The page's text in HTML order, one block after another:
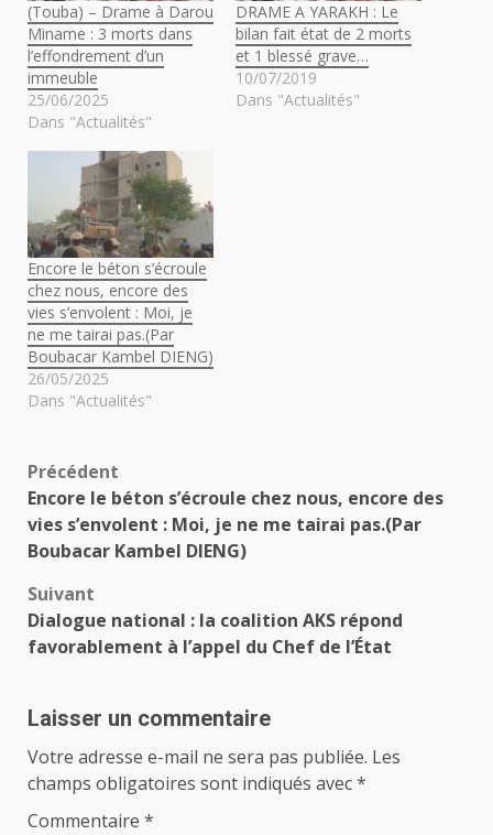
(Touba) – Drame à Darou
Miname : 3 morts dans
l’effondrement d’un
immeuble
25/06/2025
Dans "Actualités"
DRAME A YARAKH : Le
bilan fait état de 2 morts
et 1 blessé grave…
10/07/2019
Dans "Actualités"
Encore le béton s’écroule
chez nous, encore des
vies s’envolent : Moi, je
ne me tairai pas.(Par
Boubacar Kambel DIENG)
26/05/2025
Dans "Actualités"
Navigation
d’article
Précédent
Encore le béton s’écroule chez nous, encore des
vies s’envolent : Moi, je ne me tairai pas.(Par
Boubacar Kambel DIENG)
Suivant
Dialogue national : la coalition AKS répond
favorablement à l’appel du Chef de l’État
Laisser un commentaire
Votre adresse e-mail ne sera pas publiée. Les
champs obligatoires sont indiqués avec*
Commentaire *